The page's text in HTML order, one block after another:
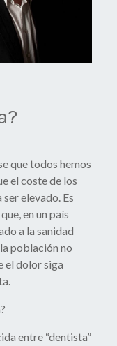
que todos hemos
el coste de los
elevado. Es
en un país
a la sanidad
población no
el dolor siga
entre “dentista”